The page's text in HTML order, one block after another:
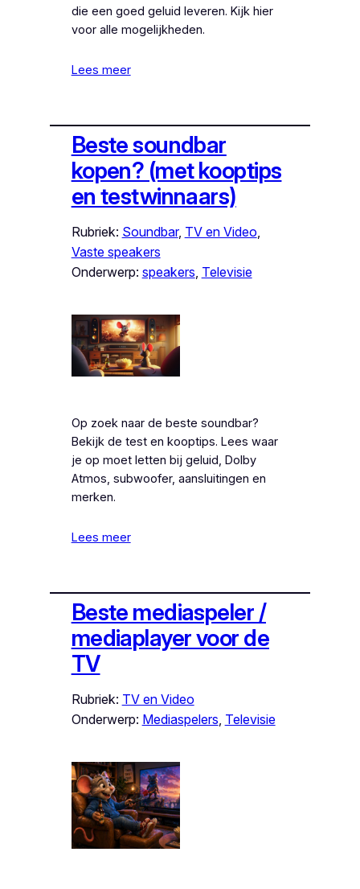
die een goed geluid leveren. Kijk hier
voor alle mogelijkheden.
Lees meer
Beste soundbar
kopen? (met kooptips
en testwinnaars)
Rubriek: Soundbar, TV en Video
Vaste speakers
Onderwerp: speakers Televisie
Op zoek naar de beste soundbar?
Bekijk de test en kooptips. Lees waar
je op moet letten bij geluid, Dolby
Atmos, subwoofer, aansluitingen en
merken.
Lees meer
Beste mediaspeler /
mediaplayer voor de
TV
Rubriek: TV en Video
Onderwerp: Mediaspelers Televisie